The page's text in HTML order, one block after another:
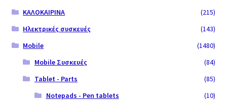
ΚΑΛΟΚΑΙΡΙΝΑ
(215)
Ηλεκτρικές συσκευές
(143)
Mobile
(1480)
Mobile Συσκευές
(84)
Tablet - Parts
(85)
Notepads - Pen tablets
(10)